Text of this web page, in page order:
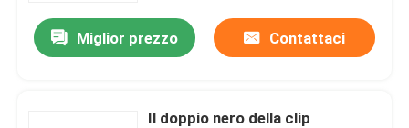
Miglior prezzo Contattaci
Il doppio nero della clip